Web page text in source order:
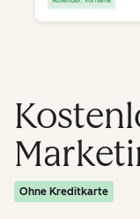
Ohne Kreditkarte